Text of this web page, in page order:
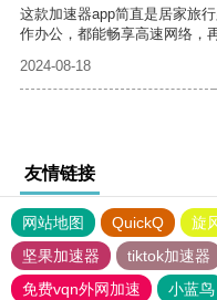
这款加速器app简直是居家旅
作办公，都能畅享高速网络，
2024-08-18
友情链接
网站地图 QuickQ 旋
坚果加速器
tiktok加速器
免费vqn外网加速
小蓝鸟